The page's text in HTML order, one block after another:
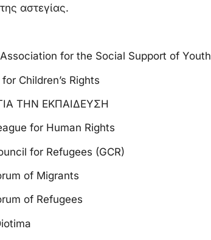
αστεγίας.
for the Social Support of Youth
Children’s Rights
ΤΗΝ ΕΚΠΑΙΔΕΥΣΗ
for Human Rights
for Refugees (GCR)
of Migrants
of Refugees